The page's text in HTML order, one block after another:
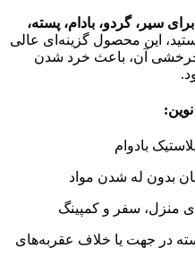
سیر، گردو، بادام، پسته،
این محصول گزینه‌ای عالی
آن، باعث خرد شدن
بادوام
بدون له شدن مواد
منزل، سفر و کمپینگ
در جهت یا خلاف عقربه‌های